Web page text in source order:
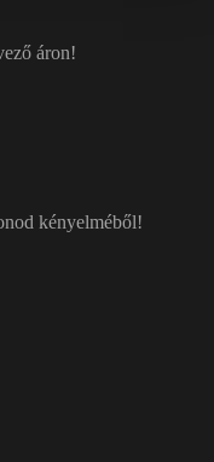
áron!
kényelméből!